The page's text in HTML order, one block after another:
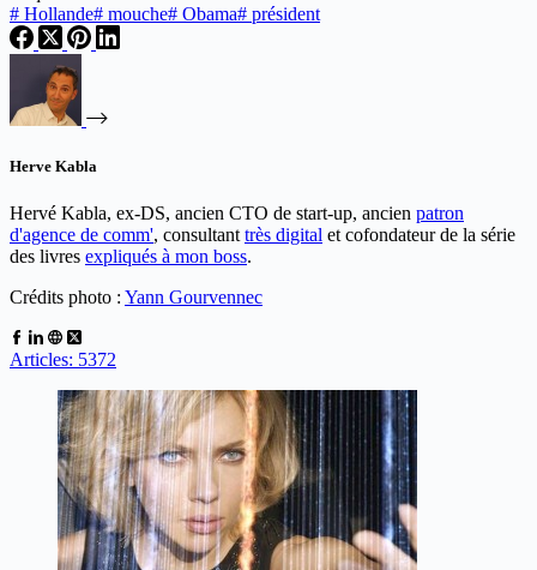
# Hollande# mouche# Obama# président
Herve Kabla
Hervé Kabla, ex-DS, ancien CTO de start-up, ancien patron
d'agence de comm', consultant très digital et cofondateur de la série
des livres expliqués à mon boss.
Crédits photo : Yann Gourvennec
Articles: 5372